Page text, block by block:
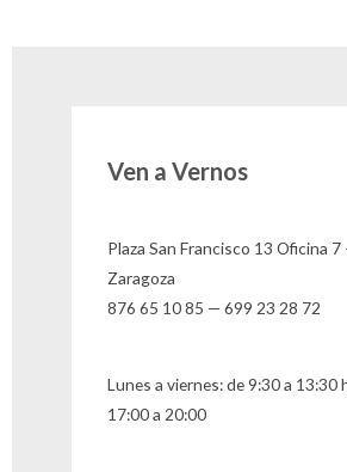
Ven a Vernos
Plaza San Francisco 13 Oficina
Zaragoza
876 65 10 85 — 699 23 28 72
Lunes a viernes: de 9:30 a 13:30
17:00 a 20:00